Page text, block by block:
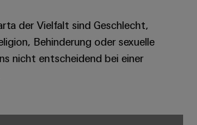
der Vielfalt sind Geschlecht,
Behinderung oder sexuelle
nicht entscheidend bei einer